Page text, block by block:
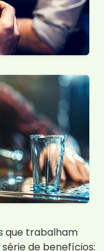
que trabalham
de benefícios: